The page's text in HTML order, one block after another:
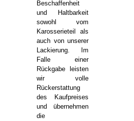
Beschaffenheit
und Haltbarkeit
sowohl vom
Karosserieteil als
auch von unserer
Lackierung. Im
Falle einer
Rückgabe leisten
wir volle
Rückerstattung
des Kaufpreises
und übernehmen
die